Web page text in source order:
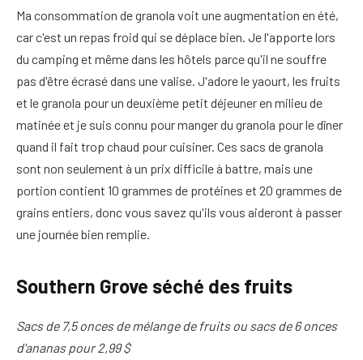
Ma consommation de granola voit une augmentation en été,
car c'est un repas froid qui se déplace bien. Je l'apporte lors
du camping et même dans les hôtels parce qu'il ne souffre
pas d'être écrasé dans une valise. J'adore le yaourt, les fruits
et le granola pour un deuxième petit déjeuner en milieu de
matinée et je suis connu pour manger du granola pour le dîner
quand il fait trop chaud pour cuisiner. Ces sacs de granola
sont non seulement à un prix difficile à battre, mais une
portion contient 10 grammes de protéines et 20 grammes de
grains entiers, donc vous savez qu'ils vous aideront à passer
une journée bien remplie.
Southern Grove séché des fruits
Sacs de 7,5 onces de mélange de fruits ou sacs de 6 onces
d'ananas pour 2,99 $